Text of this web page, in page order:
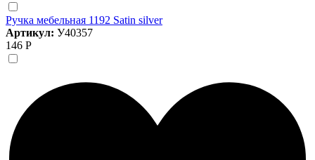
Ручка мебельная 1192 Satin silver
Артикул: У40357
146 Р